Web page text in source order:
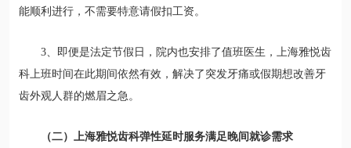
能顺利进行，不需要特意请假扣工资。
3、即便是法定节假日，院内也安排了值班医生，上海雅悦齿
科上班时间在此期间依然有效，解决了突发牙痛或假期想改善牙
齿外观人群的燃眉之急。
（二）上海雅悦齿科弹性延时服务满足晚间就诊需求